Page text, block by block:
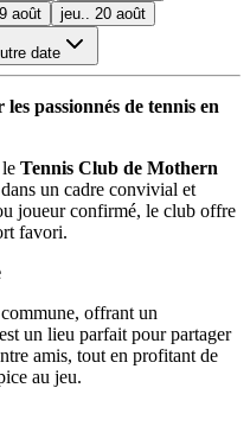
août jeu.. 20 août
date
passionnés de tennis en
Tennis Club de Mothern
un cadre convivial et
joueur confirmé, le club offre
favori.
offrant un
un lieu parfait pour partager
amis, tout en profitant de
au jeu.